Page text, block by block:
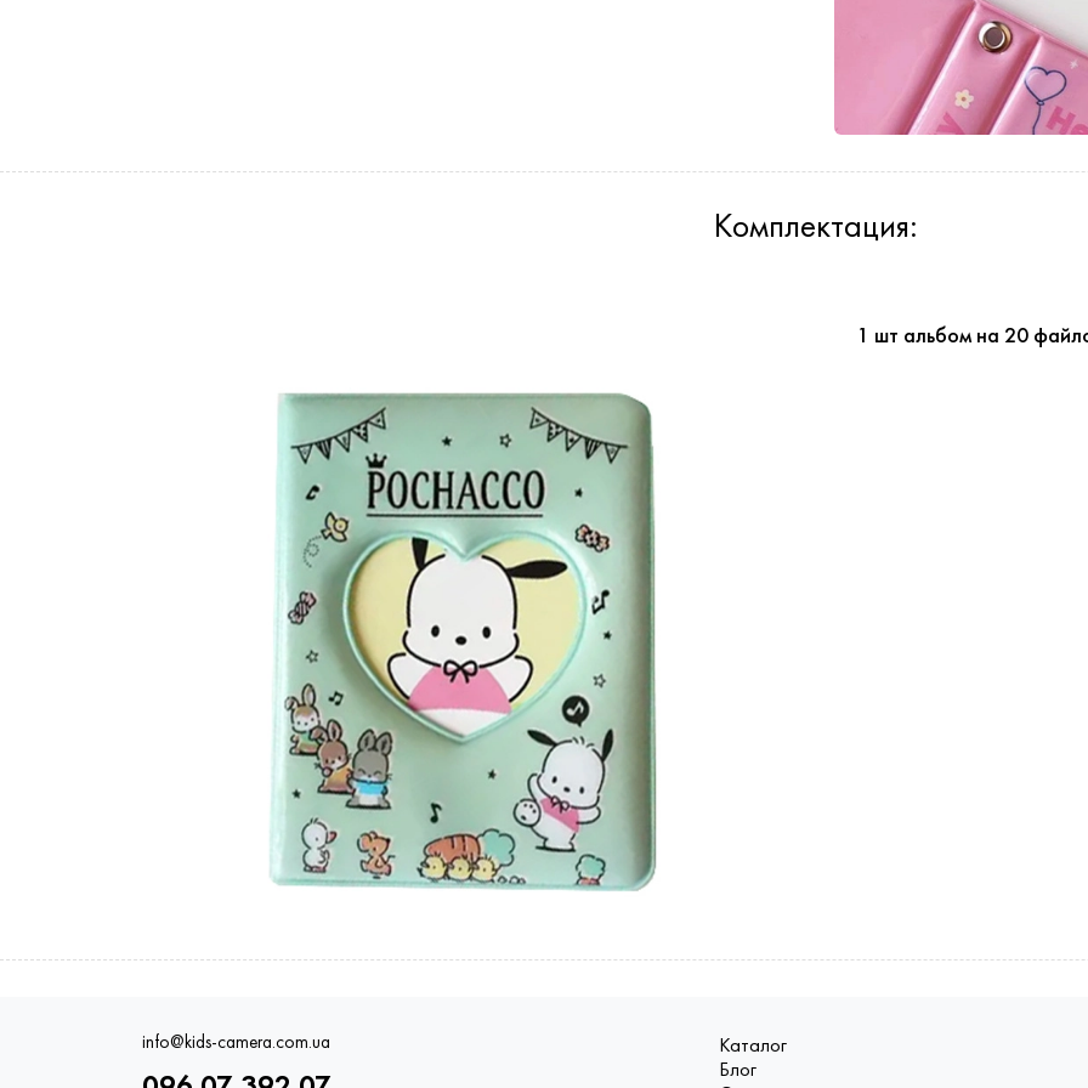
Комплектация:
1 шт альбом на 20
info@kids-camera.com.ua
Каталог
Блог